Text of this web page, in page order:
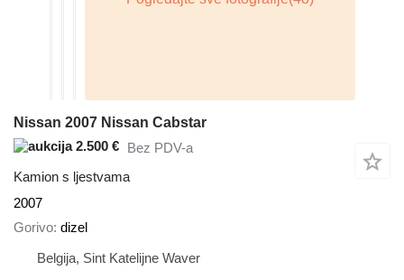
Nissan 2007 Nissan Cabstar
2.500 € Bez PDV-a
Kamion s ljestvama
2007
Gorivo dizel
Belgija, Sint Katelijne Waver